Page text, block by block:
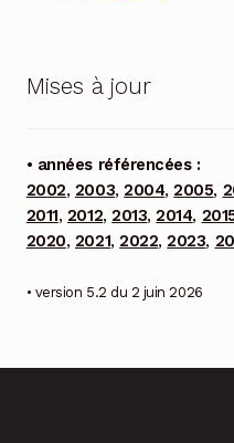
Mises à jour
• années référencées :
2002, 2003,2004,2005,
2011, 2012,2013,2014,
2020, 2021,2022,2023,
• version 5.2 du 2 juin 2026